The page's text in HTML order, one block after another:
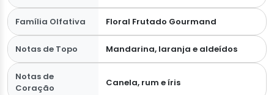
Família Olfativa Floral Frutado Gourmand
Notas de Topo Mandarina, laranja e aldeídos
Notas de
Coração
Canela, rum e íris